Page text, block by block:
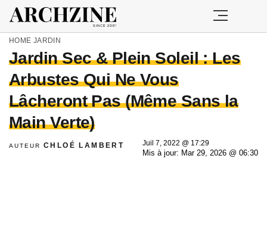
HOME JARDIN
Jardin Sec & Plein Soleil : Les
Arbustes Qui Ne Vous
Lâcheront Pas (Même Sans la
Main Verte)
AUTEUR CHLOÉ LAMBERT
Juil 7, 2022 @ 17:29
Mis à jour: Mar 29, 2026 @ 06:30